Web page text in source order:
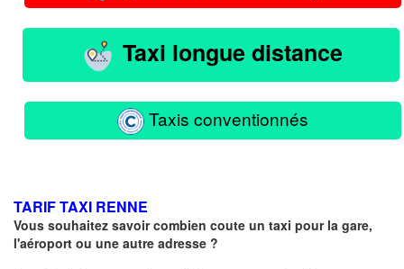
Taxi longue distance
Taxis conventionnés
TARIF TAXI RENNE
Vous souhaitez savoir combien coute un taxi pour la gare,
l'aéroport ou une autre adresse ?